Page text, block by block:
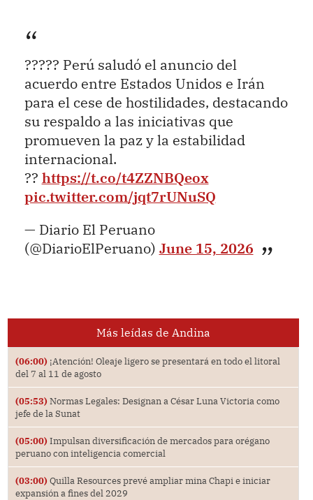
????? Perú saludó el anuncio del
acuerdo entre Estados Unidos e Irán
para el cese de hostilidades, destacando
su respaldo a las iniciativas que
promueven la paz y la estabilidad
internacional.
?? https://t.co/t4ZZNBQeox
pic.twitter.com/jqt7rUNuSQ
— Diario El Peruano
(@DiarioElPeruano) June 15, 2026
Más leídas de Andina
(06:00) ¡Atención! Oleaje ligero se presentará en todo el litoral
del 7 al 11 de agosto
(05:53) Normas Legales: Designan a César Luna Victoria como
jefe de la Sunat
(05:00) Impulsan diversificación de mercados para orégano
peruano con inteligencia comercial
(03:00) Quilla Resources prevé ampliar mina Chapi e iniciar
expansión a fines del 2029